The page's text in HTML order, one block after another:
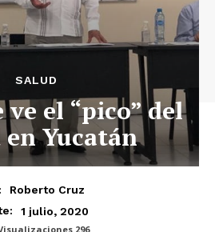
SALUD
ve el “pico” del
en Yucatán
Roberto Cruz
1 julio, 2020